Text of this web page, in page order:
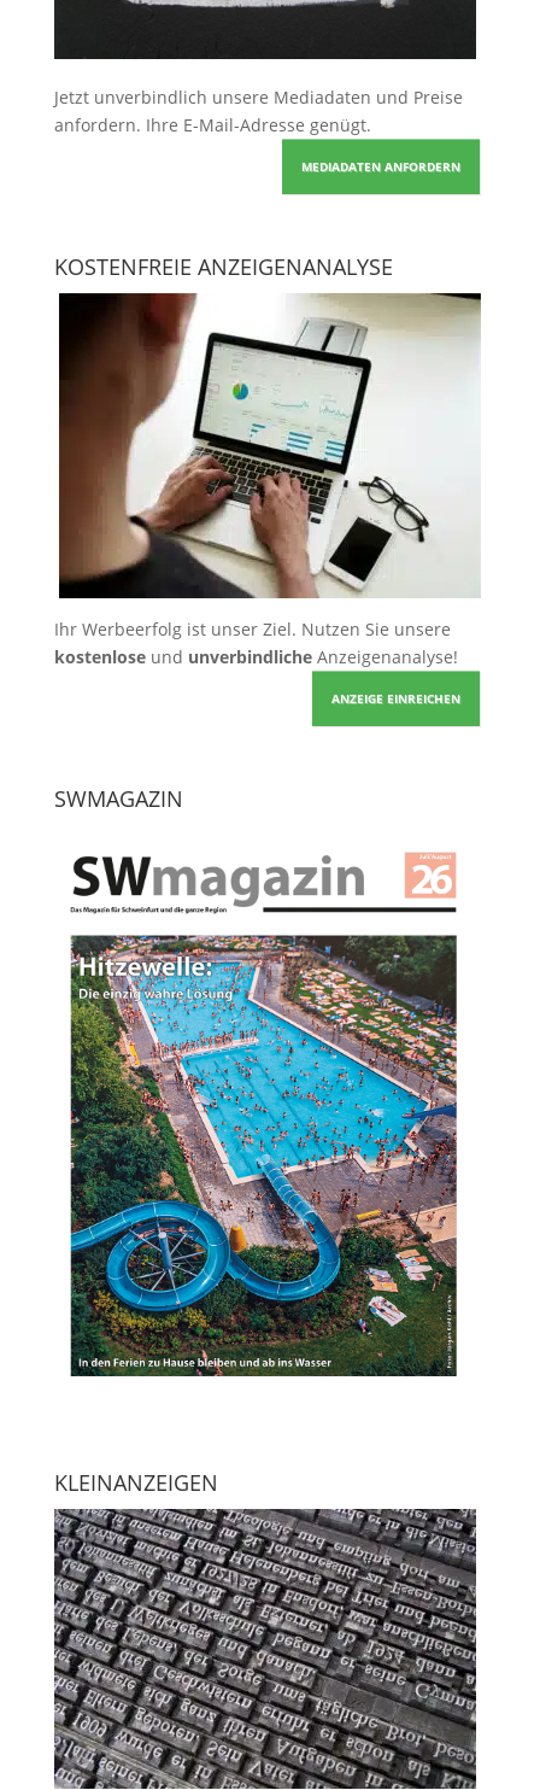
Jetzt unverbindlich unsere Mediadaten und Preise
anfordern. Ihre E-Mail-Adresse genügt.
MEDIADATEN ANFORDERN
KOSTENFREIE ANZEIGENANALYSE
Ihr Werbeerfolg ist unser Ziel. Nutzen Sie unsere
kostenloseund unverbindlicheAnzeigenanalyse!
ANZEIGE EINREICHEN
SWMAGAZIN
KLEINANZEIGEN